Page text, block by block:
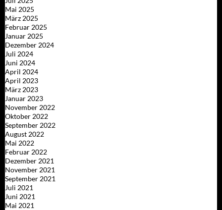
Mai 2025
März 2025
Februar 2025
Januar 2025
Dezember 2024
Juli 2024
Juni 2024
April 2024
April 2023
März 2023
Januar 2023
November 2022
Oktober 2022
September 2022
August 2022
Mai 2022
Februar 2022
Dezember 2021
November 2021
September 2021
Juli 2021
Juni 2021
Mai 2021